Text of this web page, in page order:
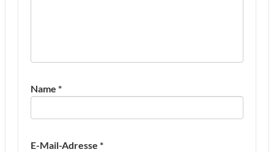
Name *
E-Mail-Adresse *